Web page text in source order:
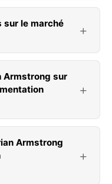
sur le marché
Armstrong sur
Armstrong